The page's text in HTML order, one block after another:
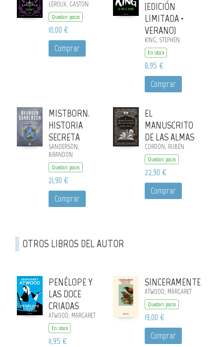
LEROUX, GASTON
Quedan pocos
10,00 €
Comprar
(EDICIÓN
LIMITADA ·
VERANO)
KING, STEPHEN
En stock
8,95 €
Comprar
MISTBORN.
HISTORIA
SECRETA
SANDERSON,
BRANDON
Quedan pocos
21,90 €
Comprar
EL
MANUSCRITO
DE LAS ALMAS
CORDÓN, RUBÉN
Quedan pocos
22,90 €
Comprar
OTROS LIBROS DEL AUTOR
PENÉLOPE Y
LAS DOCE
CRIADAS
ATWOOD, MARGARET
En stock
11,95 €
SINCERAMENTE
ATWOOD, MARGARET
Quedan pocos
19,00 €
Comprar